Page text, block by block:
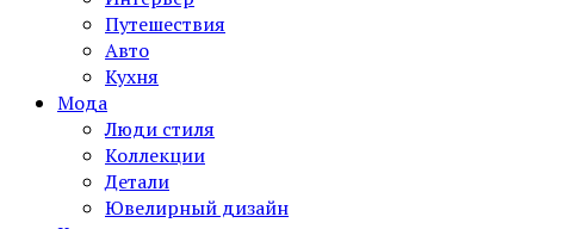
Путешествия
Авто
Кухня
Мода
Люди стиля
Коллекции
Детали
Ювелирный дизайн